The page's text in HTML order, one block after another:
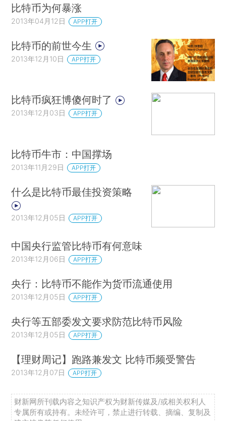
比特币为何暴涨
2013年04月12日 APP打开
比特币的前世今生
2013年12月10日 APP打开
比特币疯狂博傻何时了
2013年12月03日 APP打开
比特币牛市：中国撑场
2013年11月29日 APP打开
什么是比特币最佳投资策略
2013年12月05日 APP打开
中国央行监管比特币有何意味
2013年12月06日 APP打开
央行：比特币不能作为货币流通使用
2013年12月05日 APP打开
央行等五部委发文要求防范比特币风险
2013年12月05日 APP打开
【理财周记】跑路兼发文 比特币频受警告
2013年12月07日 APP打开
财新网所刊载内容之知识产权为财新传媒及/或相关权利人
专属所有或持有。未经许可，禁止进行转载、摘编、复制及